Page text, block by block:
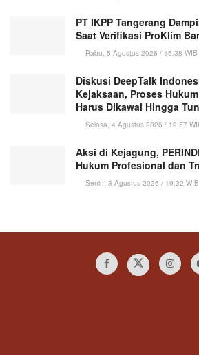
PT IKPP Tangerang
Saat Verifikasi ProKlim
Rabu, 5 Agustus 2026 / 15:38 WIB
Diskusi DeepTalk
Kejaksaan, Proses
Harus Dikawal Hingga
Selasa, 4 Agustus 2026 / 19:57
Aksi di Kejagung,
Hukum Profesional dan
Senin, 3 Agustus 2026 / 19:32 WIB